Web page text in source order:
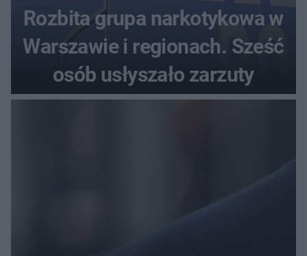
Rozbita grupa narkotykowa w
Warszawie i regionach. Sześć
osób usłyszało zarzuty